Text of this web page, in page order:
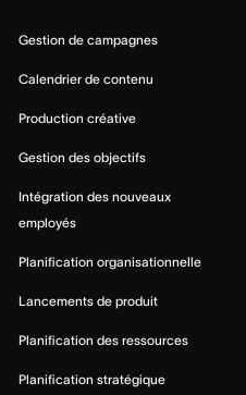
Gestion de campagnes
Calendrier de contenu
Production créative
Gestion des objectifs
Intégration des nouveaux
employés
Planification organisationnelle
Lancements de produit
Planification des ressources
Planification stratégique